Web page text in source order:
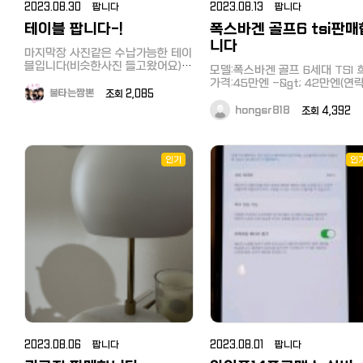
2023.08.30 팝니다
테이블 팝니다-!
마지막장 사진같은 수납가능한 테이
블입니다(비슷한사진 들고왔어요)
는데 이사하게되어서 내놓습니다!
중고니 생활기스는 당연히 있습니다
지역은 스미다구 오시아게입니다 구
매당시 만육천엔정도 주고 구매했었
고 어차피 내놔야하는거라 3천엔 생
불타는짬뽄 조회 2,085
2023.08.13 팝니다
폭스바겐 골프6 tsi판매
니다
모델:폭스바겐 골프 6세대 TSI
가격:45만엔 -&gt; 42만엔(연
상:블랙 주행:80,000km(갱신중
료:ハイオク 사고여부:무사고 차
네비게이션:有 블랙박스:전방,후
설치 완료 블루투스,핸즈프리:有
타:비흡연 차량, 키2개 주문했던 신
차가 예정보다 일찍 나오게 되어
쉽지만 급하게 판매하게 되었습
다. 아이태우고 가족끼리 안전운
했습니다. 얼마전에 엔진오일,
수 교체 했고 보험금, 세금, 정비
성실하게 관리했습니다. 내부도
당히 깨끗한 편입니다. 8월중에 판
내부 외부 세차 후 양도하겠습니
카톡: serah818
hongsr818 조회 4,392
인기
2023.08.06 팝니다
인
2023.08.01 팝니다